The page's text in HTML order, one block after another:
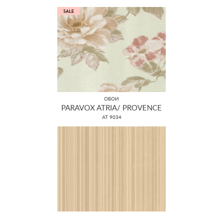
ОБОИ
PARAVOX ATRIA/ PROVENCE
AT 9034